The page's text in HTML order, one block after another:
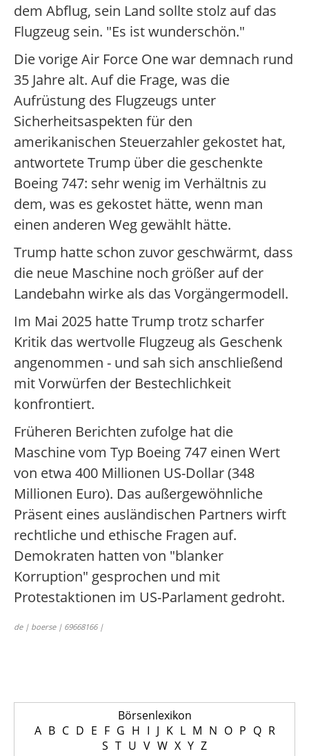
dem Abflug, sein Land sollte stolz auf das
Flugzeug sein. "Es ist wunderschön."
Die vorige Air Force One war demnach rund
35 Jahre alt. Auf die Frage, was die
Aufrüstung des Flugzeugs unter
Sicherheitsaspekten für den
amerikanischen Steuerzahler gekostet hat,
antwortete Trump über die geschenkte
Boeing 747: sehr wenig im Verhältnis zu
dem, was es gekostet hätte, wenn man
einen anderen Weg gewählt hätte.
Trump hatte schon zuvor geschwärmt, dass
die neue Maschine noch größer auf der
Landebahn wirke als das Vorgängermodell.
Im Mai 2025 hatte Trump trotz scharfer
Kritik das wertvolle Flugzeug als Geschenk
angenommen - und sah sich anschließend
mit Vorwürfen der Bestechlichkeit
konfrontiert.
Früheren Berichten zufolge hat die
Maschine vom Typ Boeing 747 einen Wert
von etwa 400 Millionen US-Dollar (348
Millionen Euro). Das außergewöhnliche
Präsent eines ausländischen Partners wirft
rechtliche und ethische Fragen auf.
Demokraten hatten von "blanker
Korruption" gesprochen und mit
Protestaktionen im US-Parlament gedroht.
de | boerse | 69668166 |
Börsenlexikon
A B C D E F G H I J K L M N O P Q R
S T U V W X Y Z